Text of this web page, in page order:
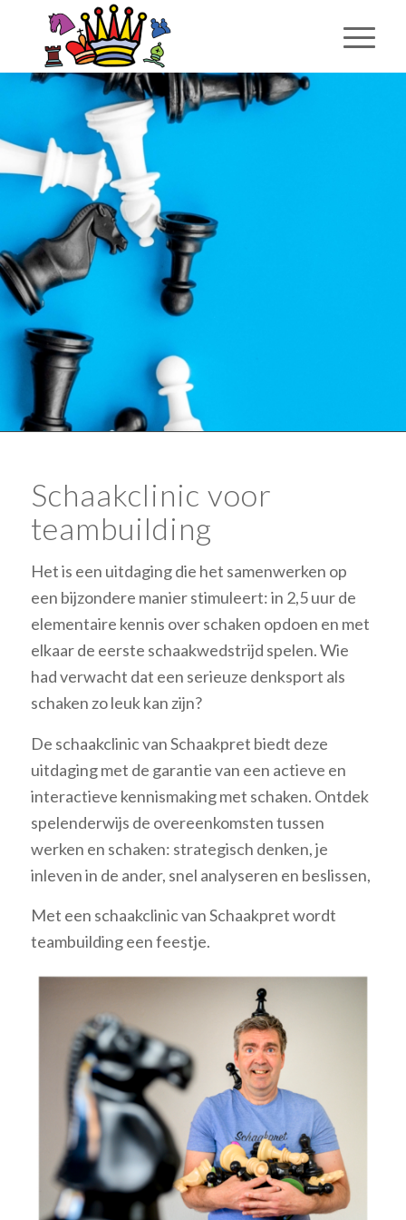
Schaakclinic voor
teambuilding
Het is een uitdaging die het samenwerken op
een bijzondere manier stimuleert: in 2,5 uur de
elementaire kennis over schaken opdoen en met
elkaar de eerste schaakwedstrijd spelen. Wie
had verwacht dat een serieuze denksport als
schaken zo leuk kan zijn?
De schaakclinic van Schaakpret biedt deze
uitdaging met de garantie van een actieve en
interactieve kennismaking met schaken. Ontdek
spelenderwijs de overeenkomsten tussen
werken en schaken: strategisch denken, je
inleven in de ander, snel analyseren en beslissen,
Met een schaakclinic van Schaakpret wordt
teambuilding een feestje.